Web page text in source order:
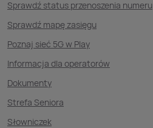
Sprawdź status przenoszenia numeru
Sprawdź mapę zasięgu
Poznaj sieć 5G w Play
Informacja dla operatorów
Dokumenty
Strefa Seniora
Słowniczek